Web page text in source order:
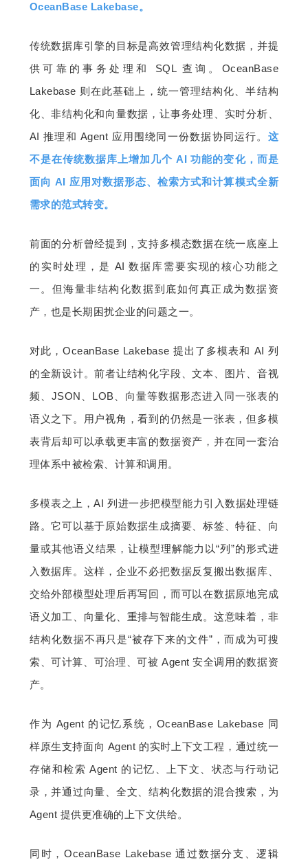
OceanBase Lakebase。
传统数据库引擎的目标是高效管理结构化数据，并提
供可靠的事务处理和 SQL 查询。OceanBase
Lakebase 则在此基础上，统一管理结构化、半结构
化、非结构化和向量数据，让事务处理、实时分析、
AI 推理和 Agent 应用围绕同一份数据协同运行。 这
不是在传统数据库上增加几个 AI 功能的变化，而是
面向 AI 应用对数据形态、检索方式和计算模式全新
需求的范式转变。
前面的分析曾经提到，支持多模态数据在统一底座上
的实时处理，是 AI 数据库需要实现的核心功能之
一。但海量非结构化数据到底如何真正成为数据资
产，也是长期困扰企业的问题之一。
对此，OceanBase Lakebase 提出了多模表和 AI 列
的全新设计。前者让结构化字段、文本、图片、音视
频、JSON、LOB、向量等数据形态进入同一张表的
语义之下。用户视角，看到的仍然是一张表，但多模
表背后却可以承载更丰富的数据资产，并在同一套治
理体系中被检索、计算和调用。
多模表之上，AI 列进一步把模型能力引入数据处理链
路。它可以基于原始数据生成摘要、标签、特征、向
量或其他语义结果，让模型理解能力以“列”的形式进
入数据库。这样，企业不必把数据反复搬出数据库、
交给外部模型处理后再写回，而可以在数据原地完成
语义加工、向量化、重排与智能生成。这意味着，非
结构化数据不再只是“被存下来的文件”，而成为可搜
索、可计算、可治理、可被 Agent 安全调用的数据资
产。
作为 Agent 的记忆系统，OceanBase Lakebase 同
样原生支持面向 Agent 的实时上下文工程，通过统一
存储和检索 Agent 的记忆、上下文、状态与行动记
录，并通过向量、全文、结构化数据的混合搜索，为
Agent 提供更准确的上下文供给。
同时，OceanBase Lakebase 通过数据分支、逻辑